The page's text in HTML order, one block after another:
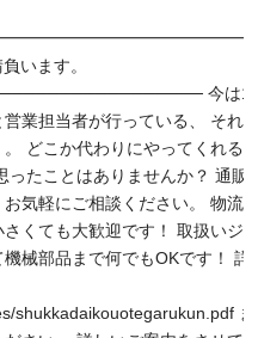
います。
今は1
業担当者が行っている、 それ
どこか代わりにやってくれる
ったことはありませんか？ 通販
気軽にご相談ください。 物流
くても大歓迎です！ 取扱いジ
械部品まで何でもOKです！ 詳
shukkadaikouotegarukun.pdf